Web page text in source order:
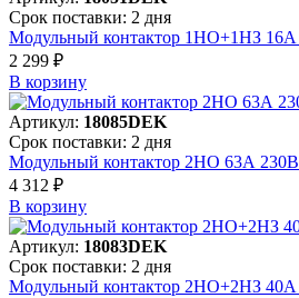
Срок поставки: 2 дня
Модульный контактор 1НО+1НЗ
2 299 ₽
В корзинy
Артикул: 18085DEK
Срок поставки: 2 дня
Модульный контактор 2НО 63А
4 312 ₽
В корзинy
Артикул: 18083DEK
Срок поставки: 2 дня
Модульный контактор 2НО+2НЗ